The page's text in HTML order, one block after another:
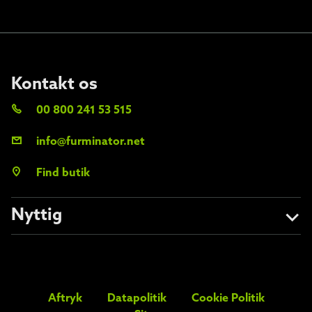
Nyttig
Kontakt os
00 800 241 53 515
info@furminator.net
Find butik
Aftryk Datapolitik
Cookie Politik